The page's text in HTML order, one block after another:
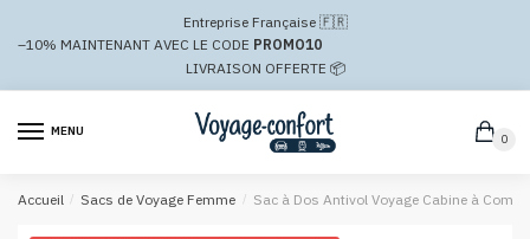
navigation
Entreprise Française 🇫🇷
–10% MAINTENANT AVEC LE CODE PROMO10
LIVRAISON OFFERTE 📦
MENU
0
Accueil / Sacs de Voyage Femme / Sac à Dos Antivol Voyage Cabine à